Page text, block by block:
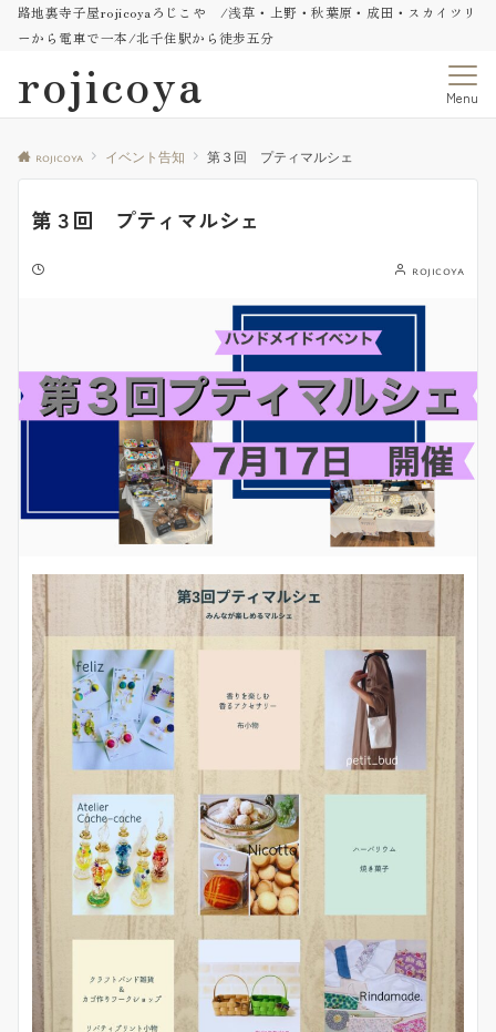
路地裏寺子屋rojicoyaろじこや /浅草・上野・秋葉原・成田・スカイツリ
ーから電車で一本/北千住駅から徒歩五分
rojicoya Menu
rojicoya イベント告知 第３回 プティマルシェ
第３回 プティマルシェ
rojicoya